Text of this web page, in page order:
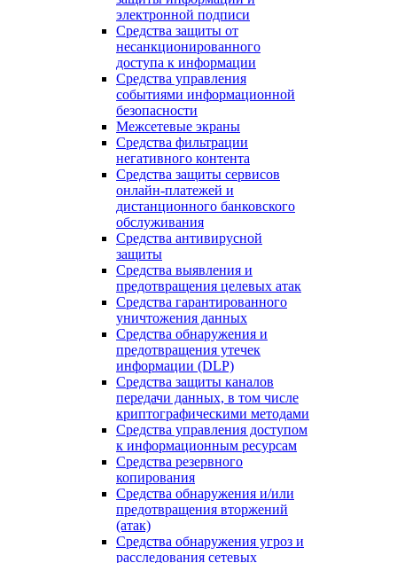
электронной подписи
Средства защиты от
несанкционированного
доступа к информации
Средства управления
событиями информационной
безопасности
Межсетевые экраны
Средства фильтрации
негативного контента
Средства защиты сервисов
онлайн-платежей и
дистанционного банковского
обслуживания
Средства антивирусной
защиты
Средства выявления и
предотвращения целевых атак
Средства гарантированного
уничтожения данных
Средства обнаружения и
предотвращения утечек
информации (DLP)
Средства защиты каналов
передачи данных, в том числе
криптографическими методами
Средства управления доступом
к информационным ресурсам
Средства резервного
копирования
Средства обнаружения и/или
предотвращения вторжений
(атак)
Средства обнаружения угроз и
расследования сетевых